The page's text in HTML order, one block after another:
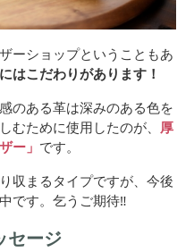
ーショップということもあ
はこだわりがあります！
のある革は深みのある色を
むために使用したのが、 厚
ー」 です。
収まるタイプですが、今後
です。乞うご期待‼
セージ